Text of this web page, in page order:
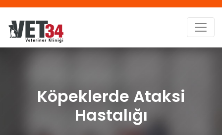
Köpeklerde Ataksi
Hastalığı